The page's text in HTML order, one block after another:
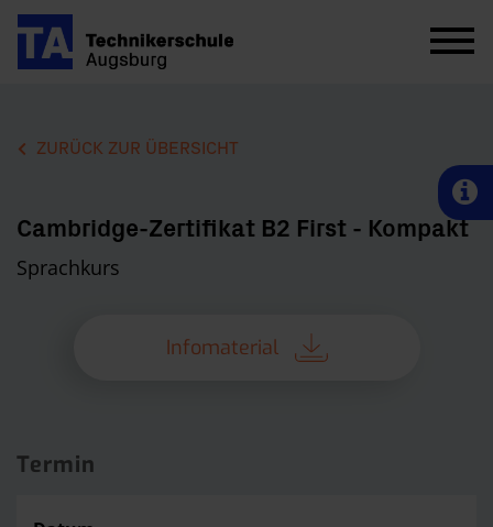
ZURÜCK ZUR ÜBERSICHT
Cambridge-Zertifikat B2 First - Kompakt
Sprachkurs
Infomaterial
Termin